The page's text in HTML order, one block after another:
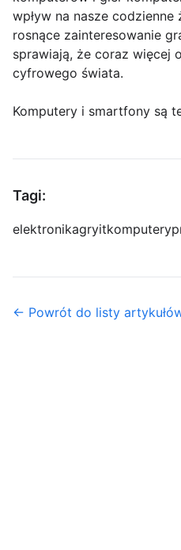
wpływ na nasze
rosnące zainteresowanie
sprawiają, że coraz więcej
cyfrowego świata.
Komputery i smartfony są
Tagi:
elektronikagryitkomputery
← Powrót do listy